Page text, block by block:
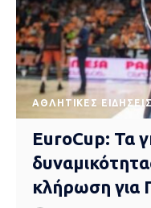
ΑΘΛΗΤΙΚΈΣ ΕΙΔΉΣΕΙΣ
EuroCup: Τα
κλήρωση για